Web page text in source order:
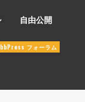
自由公開
bbPress フォーラム